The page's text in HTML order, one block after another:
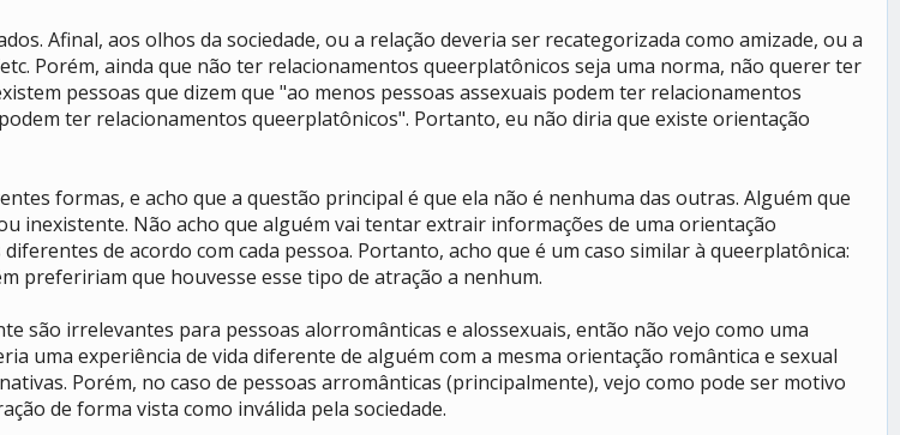
Afinal, aos olhos da sociedade, ou a relação deveria ser recategorizada como amizade, ou a
Porém, ainda que não ter relacionamentos queerplatônicos seja uma norma, não querer ter
pessoas que dizem que "ao menos pessoas assexuais podem ter relacionamentos
ter relacionamentos queerplatônicos". Portanto, eu não diria que existe orientação
formas, e acho que a questão principal é que ela não é nenhuma das outras. Alguém que
inexistente. Não acho que alguém vai tentar extrair informações de uma orientação
de acordo com cada pessoa. Portanto, acho que é um caso similar à queerplatônica:
prefeririam que houvesse esse tipo de atração a nenhum.
são irrelevantes para pessoas alorromânticas e alossexuais, então não vejo como uma
uma experiência de vida diferente de alguém com a mesma orientação romântica e sexual
Porém, no caso de pessoas arromânticas (principalmente), vejo como pode ser motivo
de forma vista como inválida pela sociedade.